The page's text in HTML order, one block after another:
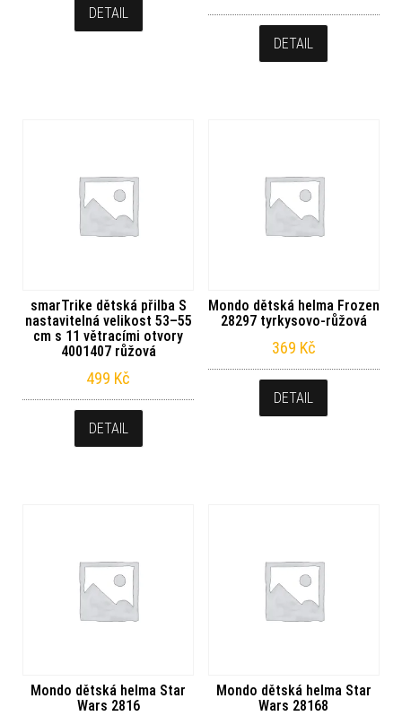
DETAIL
DETAIL
smarTrike dětská přilba S
nastavitelná velikost 53–55
cm s 11 větracími otvory
4001407 růžová
499 Kč
DETAIL
Mondo dětská helma Frozen
28297 tyrkysovo-růžová
369 Kč
DETAIL
Mondo dětská helma Star
Wars 2816
Mondo dětská helma Star
Wars 28168